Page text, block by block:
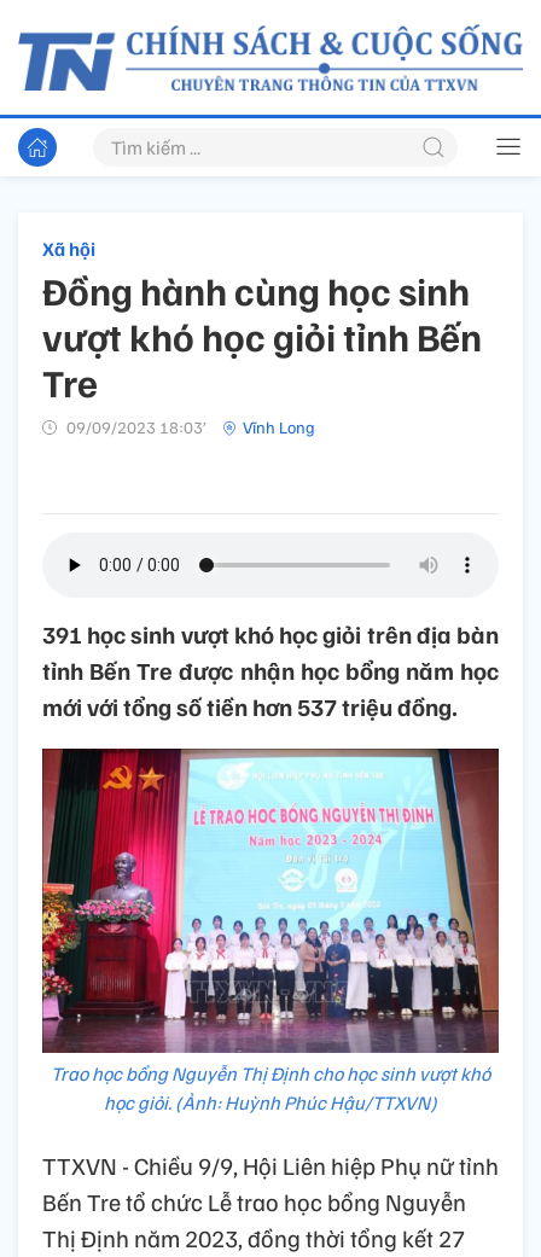
Xã hội
Đồng hành cùng học sinh
vượt khó học giỏi tỉnh Bến
Tre
09/09/2023 18:03’ Vĩnh Long
391 học sinh vượt khó học giỏi trên địa bàn
tỉnh Bến Tre được nhận học bổng năm học
mới với tổng số tiền hơn 537 triệu đồng.
Trao học bổng Nguyễn Thị Định cho học sinh vượt khó
học giỏi. (Ảnh: Huỳnh Phúc Hậu/TTXVN)
TTXVN - Chiều 9/9, Hội Liên hiệp Phụ nữ tỉnh
Bến Tre tổ chức Lễ trao học bổng Nguyễn
Thị Định năm 2023, đồng thời tổng kết 27